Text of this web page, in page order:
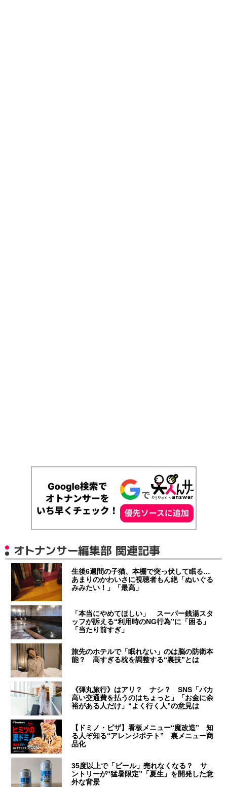
オトナンサー編集部 関連記事
生後6週間の子猫、本棚で突っ伏して眠る…
あまりのかわいさに視聴者もん絶「ぬいぐる
みみたい！」「最高」
「本当にやめてほしい」 スーパー銭湯スタ
ッフが訴える“利用時のNG行為”に「困る」
「当たり前すぎ」
旅先のホテルで「眠れない」のは脳の防衛本
能？ 高すぎる枕を調整する“裏技”とは
《弾丸旅行》はアリ？ ナシ？ SNS「バカ
高い交通費を払うのはちょっと」「お金に余
裕がある人だけ」“よく行く人”の意見は
【ドミノ・ピザ】看板メニュー“魔改造” 知
る人ぞ知る“アレンジポテト” 裏メニュー商
品化
35度以上で「ビール」売れなくなる？ サ
ントリーが“猛暑限定”「夏生」を開発した意
外な背景